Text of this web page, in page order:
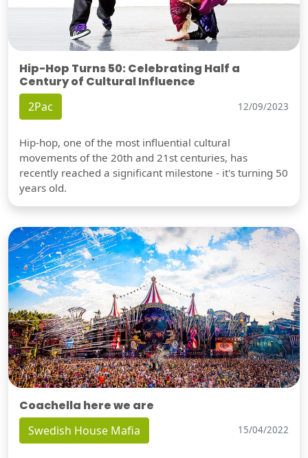
Hip-Hop Turns 50: Celebrating Half a
Century of Cultural Influence
2Pac 12/09/2023
Hip-hop, one of the most influential cultural
movements of the 20th and 21st centuries, has
recently reached a significant milestone - it's turning 50
years old.
Coachella here we are
Swedish House Mafia 15/04/2022